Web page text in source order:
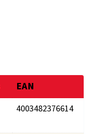
EAN
4003482376614